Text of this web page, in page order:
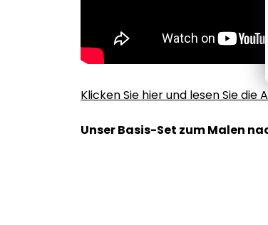
Klicken Sie hier und lesen Sie die
Unser Basis-Set zum Malen